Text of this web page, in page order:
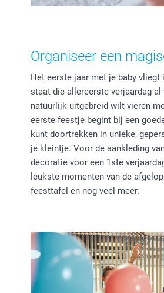
Organiseer een
Het eerste jaar met je baby
staat die allereerste verjaardag
natuurlijk uitgebreid wilt vieren
eerste feestje begint bij een
kunt doortrekken in unieke,
je kleintje. Voor de aankleding
decoratie voor een 1ste
leukste momenten van de
feesttafel en nog veel meer.